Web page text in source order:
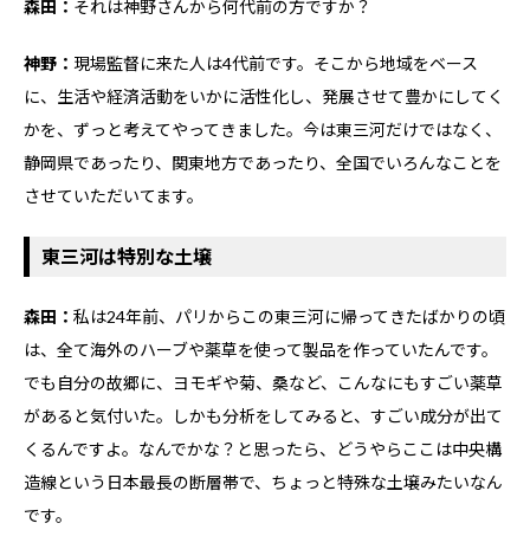
森田： それは神野さんから何代前の方ですか？
神野： 現場監督に来た人は4代前です。そこから地域をベース
に、生活や経済活動をいかに活性化し、発展させて豊かにしてく
かを、ずっと考えてやってきました。今は東三河だけではなく、
静岡県であったり、関東地方であったり、全国でいろんなことを
させていただいてます。
東三河は特別な土壌
森田： 私は24年前、パリからこの東三河に帰ってきたばかりの頃
は、全て海外のハーブや薬草を使って製品を作っていたんです。
でも自分の故郷に、ヨモギや菊、桑など、こんなにもすごい薬草
があると気付いた。しかも分析をしてみると、すごい成分が出て
くるんですよ。なんでかな？と思ったら、どうやらここは中央構
造線という日本最長の断層帯で、ちょっと特殊な土壌みたいなん
です。